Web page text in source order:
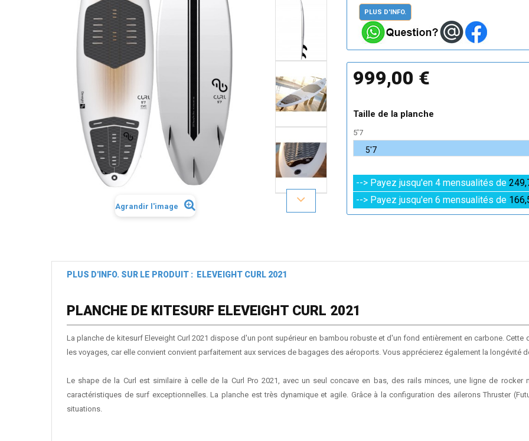
Agrandir l'image
PLUS D'INFO.
999,00 €
Taille de la planche
5'7
--> Payez jusqu'en 4 mensualités de
--> Payez jusqu'en 6 mensualités de
PLUS D'INFO. SUR LE PRODUIT : ELEVEIGHT CURL 2021
PLANCHE DE KITESURF ELEVEIGHT CURL 2021
La planche de kitesurf Eleveight Curl 2021 dispose d'un pont supérieur en bambou robuste et d'un fond entièrement en carbone.
les voyages, car elle convient convient parfaitement aux services de bagages des aéroports. Vous apprécierez également la longévité
Le shape de la Curl est similaire à celle de la Curl Pro 2021, avec un seul concave en bas, des rails minces, une ligne de
caractéristiques de surf exceptionnelles. La planche est très dynamique et agile. Grâce à la configuration des ailerons Thruster
situations.